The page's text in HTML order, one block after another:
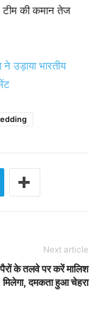
टीम की कमान तेज
उड़ाया भारतीय
Next article
के तलवे पर करें मालिश
मिलेगा, दमकता हुआ चेहरा